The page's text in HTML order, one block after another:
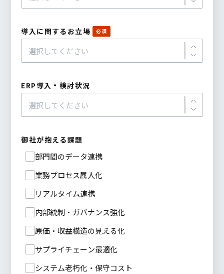
導入に関するお立場
ERP導入・検討状況
御社が抱える課題
部門間のデータ連携
業務プロセス属人化
リアルタイム連携
内部統制・ガバナンス強化
原価・収益構造の見える化
サプライチェーン最適化
システム老朽化・保守コスト